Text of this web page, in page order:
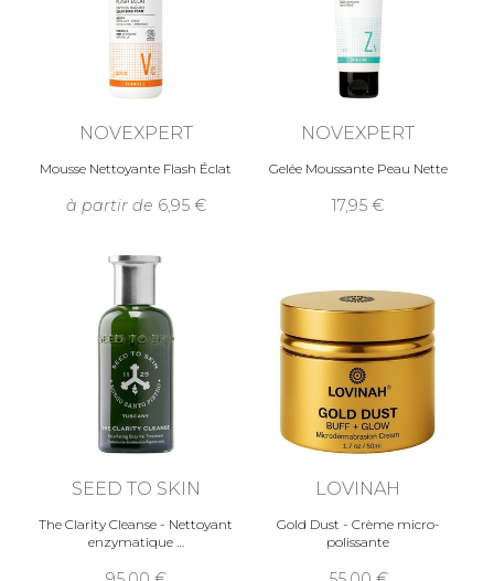
NOVEXPERT
Mousse Nettoyante Flash Éclat
à partir de 6,95
NOVEXPERT
Gelée Moussante Peau Nette
17,95
SEED TO SKIN
The Clarity Cleanse - Nettoyant
enzymatique
LOVINAH
Gold Dust - Crème micro-
polissante